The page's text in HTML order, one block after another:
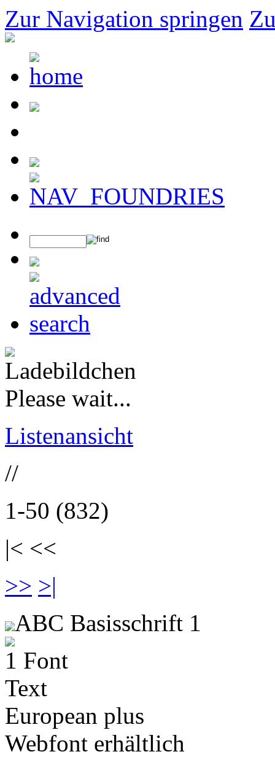
Zur Navigation springen
Please wait...
Listenansicht
//
1-50 (832)
|< <<
>> >|
ABC Basisschrift 1
1 Font
Text
European plus
Webfont erhältlich